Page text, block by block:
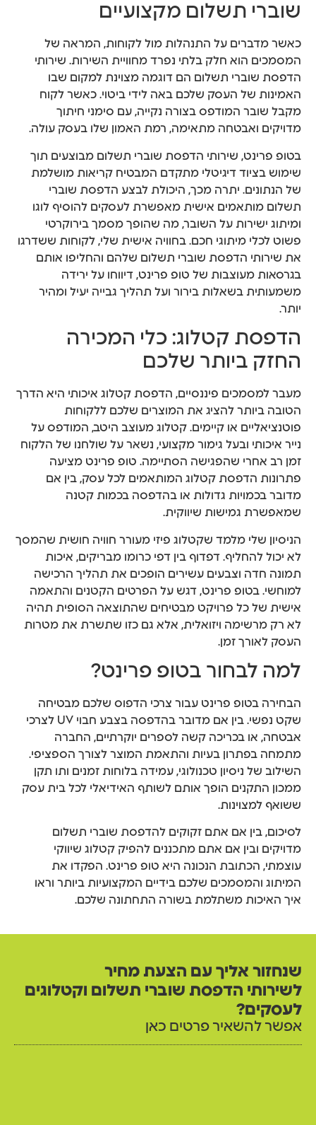
שנחזור אליך עם הצעת מחיר
לשירותי הדפסת שוברי תשלום וקטלוגים
לעסקים?
אפשר להשאיר פרטים כאן
שוברי תשלום מקצועיים
כאשר מדברים על התנהלות מול לקוחות, המראה של
המסמכים הוא חלק בלתי נפרד מחוויית השירות. שירותי
הדפסת שוברי תשלום הם דוגמה מצוינת למקום שבו
האמינות של העסק שלכם באה לידי ביטוי. כאשר לקוח
מקבל שובר המודפס בצורה נקייה, עם סימני חיתוך
מדויקים ואבטחה מתאימה, רמת האמון שלו בעסק עולה.
בטופ פרינט, שירותי הדפסת שוברי תשלום מבוצעים תוך
שימוש בציוד דיגיטלי מתקדם המבטיח קריאות מושלמת
של הנתונים. יתרה מכך, היכולת לבצע הדפסת שוברי
תשלום מותאמים אישית מאפשרת לעסקים להוסיף לוגו
ומיתוג ישירות על השובר, מה שהופך מסמך בירוקרטי
פשוט לכלי מיתוגי חכם. בחוויה אישית שלי, לקוחות ששדרגו
את שירותי הדפסת שוברי תשלום שלהם והחליפו אותם
בגרסאות מעוצבות של טופ פרינט, דיווחו על ירידה
משמעותית בשאלות בירור ועל תהליך גבייה יעיל ומהיר
יותר.
הדפסת קטלוג: כלי המכירה
החזק ביותר שלכם
מעבר למסמכים פיננסיים, הדפסת קטלוג איכותי היא הדרך
הטובה ביותר להציג את המוצרים שלכם ללקוחות
פוטנציאליים או קיימים. קטלוג מעוצב היטב, המודפס על
נייר איכותי ובעל גימור מקצועי, נשאר על שולחנו של הלקוח
זמן רב אחרי שהפגישה הסתיימה. טופ פרינט מציעה
פתרונות הדפסת קטלוג המותאמים לכל עסק, בין אם
מדובר בכמויות גדולות או בהדפסה בכמות קטנה
שמאפשרת גמישות שיווקית.
הניסיון שלי מלמד שקטלוג פיזי מעורר חוויה חושית שהמסך
לא יכול להחליף. דפדוף בין דפי כרומו מבריקים, איכות
תמונה חדה וצבעים עשירים הופכים את תהליך הרכישה
למוחשי. בטופ פרינט, דגש על הפרטים הקטנים והתאמה
אישית של כל פרויקט מבטיחים שהתוצאה הסופית תהיה
לא רק מרשימה ויזואלית, אלא גם כזו שתשרת את מטרות
העסק לאורך זמן.
למה לבחור בטופ פרינט?
הבחירה בטופ פרינט עבור צרכי הדפוס שלכם מבטיחה
שקט נפשי. בין אם מדובר בהדפסה בצבע חבוי UV לצרכי
אבטחה, או בכריכה קשה לספרים יוקרתיים, החברה
מתמחה בפתרון בעיות והתאמת המוצר לצורך הספציפי.
השילוב של ניסיון טכנולוגי, עמידה בלוחות זמנים ותו תקן
ממכון התקנים הופך אותם לשותף האידיאלי לכל בית עסק
ששואף למצוינות.
לסיכום, בין אם אתם זקוקים להדפסת שוברי תשלום
מדויקים ובין אם אתם מתכננים להפיק קטלוג שיווקי
עוצמתי, הכתובת הנכונה היא טופ פרינט. הפקדו את
המיתוג והמסמכים שלכם בידיים המקצועיות ביותר וראו
איך האיכות משתלמת בשורה התחתונה שלכם.